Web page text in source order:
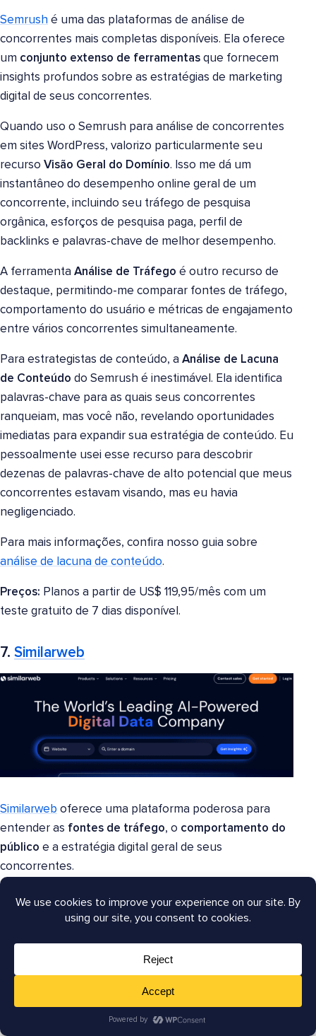
Semrush é uma das plataformas de análise de
concorrentes mais completas disponíveis. Ela oferece
um conjunto extenso de ferramentas que fornecem
insights profundos sobre as estratégias de marketing
digital de seus concorrentes.
Quando uso o Semrush para análise de concorrentes
em sites WordPress, valorizo particularmente seu
recurso Visão Geral do Domínio. Isso me dá um
instantâneo do desempenho online geral de um
concorrente, incluindo seu tráfego de pesquisa
orgânica, esforços de pesquisa paga, perfil de
backlinks e palavras-chave de melhor desempenho.
A ferramenta Análise de Tráfego é outro recurso de
destaque, permitindo-me comparar fontes de tráfego,
comportamento do usuário e métricas de engajamento
entre vários concorrentes simultaneamente.
Para estrategistas de conteúdo, a Análise de Lacuna
de Conteúdo do Semrush é inestimável. Ela identifica
palavras-chave para as quais seus concorrentes
ranqueiam, mas você não, revelando oportunidades
imediatas para expandir sua estratégia de conteúdo. Eu
pessoalmente usei esse recurso para descobrir
dezenas de palavras-chave de alto potencial que meus
concorrentes estavam visando, mas eu havia
negligenciado.
Para mais informações, confira nosso guia sobre
análise de lacuna de conteúdo.
Preços: Planos a partir de US$ 119,95/mês com um
teste gratuito de 7 dias disponível.
7. Similarweb
Similarweb oferece uma plataforma poderosa para
entender as fontes de tráfego, o comportamento do
público e a estratégia digital geral de seus
concorrentes.
Ao analisar concorrentes, acho o Similarweb
particularmente valioso por sua capacidade de
plataforma detalha o tráfego por canal, mostrando
exatamente como os concorrentes estão adquirindo
visitantes, seja por meio de: